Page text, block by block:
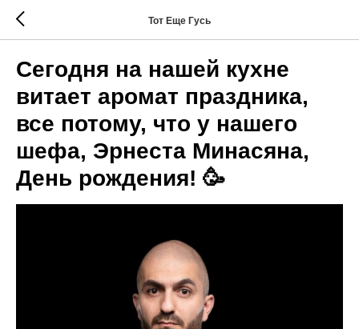
Тот Еще Гусь
Сегодня на нашей кухне
витает аромат праздника,
все потому, что у нашего
шефа, Эрнеста Минасяна,
День рождения! 🥳